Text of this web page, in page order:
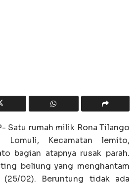
Satu rumah milik Rona Tilango
Lomuli, Kecamatan lemito,
bagian atapnya rusak parah.
beliung yang menghantam
02). Beruntung tidak ada